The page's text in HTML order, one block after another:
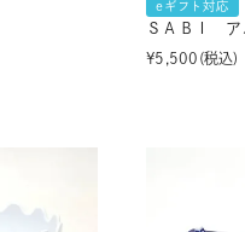
eギフト対応
ＳＡＢＩ ア
¥5,500 税込